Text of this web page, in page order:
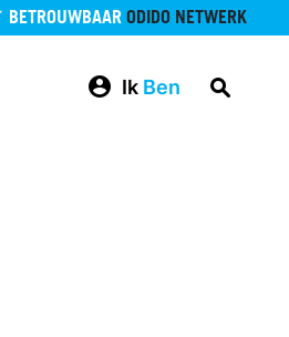
BETROUWBAAR ODIDO NETWERK
Ik Ben